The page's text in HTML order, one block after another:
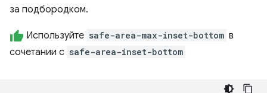
за подбородком.
Используйте safe-area-max-inset-bottom в
сочетании с safe-area-inset-bottom